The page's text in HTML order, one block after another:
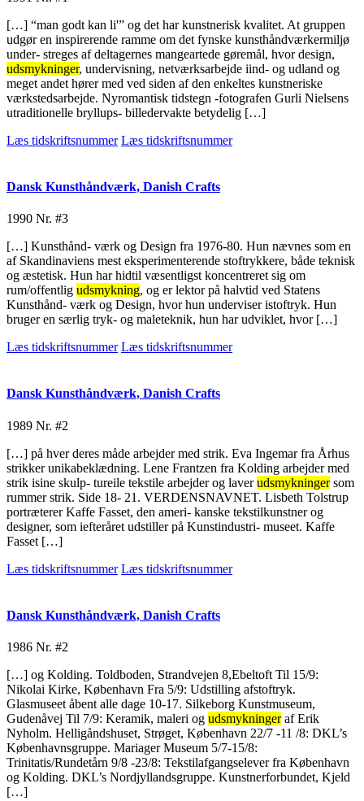
[…] “man godt kan li'” og det har kunstnerisk kvalitet. At gruppen
udgør en inspirerende ramme om det fynske kunsthåndværkermiljø
under- streges af deltagernes mangeartede gøremål, hvor design,
udsmykninger, undervisning, netværksarbejde iind- og udland og
meget andet hører med ved siden af den enkeltes kunstneriske
værkstedsarbejde. Nyromantisk tidstegn -fotografen Gurli Nielsens
utraditionelle bryllups- billedervakte betydelig […]
Læs tidskriftsnummer Læs tidskriftsnummer
Dansk Kunsthåndværk, Danish Crafts
1990 Nr. #3
[…] Kunsthånd- værk og Design fra 1976-80. Hun nævnes som en
af Skandinaviens mest eksperimenterende stoftrykkere, både teknisk
og æstetisk. Hun har hidtil væsentligst koncentreret sig om
rum/offentlig udsmykning, og er lektor på halvtid ved Statens
Kunsthånd- værk og Design, hvor hun underviser istoftryk. Hun
bruger en særlig tryk- og maleteknik, hun har udviklet, hvor […]
Læs tidskriftsnummer Læs tidskriftsnummer
Dansk Kunsthåndværk, Danish Crafts
1989 Nr. #2
[…] på hver deres måde arbejder med strik. Eva Ingemar fra Århus
strikker unikabeklædning. Lene Frantzen fra Kolding arbejder med
strik isine skulp- tureile tekstile arbejder og laverudsmykningersom
rummer strik. Side 18- 21. VERDENSNAVNET. Lisbeth Tolstrup
portræterer Kaffe Fasset, den ameri- kanske tekstilkunstner og
designer, som iefteråret udstiller på Kunstindustri- museet. Kaffe
Fasset […]
Læs tidskriftsnummer Læs tidskriftsnummer
Dansk Kunsthåndværk, Danish Crafts
1986 Nr. #2
[…] og Kolding. Toldboden, Strandvejen 8,Ebeltoft Til 15/9:
Nikolai Kirke, København Fra 5/9: Udstilling afstoftryk.
Glasmuseet åbent alle dage 10-17. Silkeborg Kunstmuseum,
Gudenåvej Til 7/9: Keramik, maleri og udsmykningeraf Erik
Nyholm. Helligåndshuset, Strøget, København 22/7 -11 /8: DKL’s
Københavnsgruppe. Mariager Museum 5/7-15/8:
Trinitatis/Rundetårn 9/8 -23/8: Tekstilafgangselever fra København
og Kolding. DKL’s Nordjyllandsgruppe. Kunstnerforbundet, Kjeld
[…]